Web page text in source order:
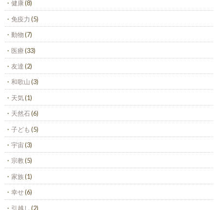
健康(8)
免疫力 (5)
動物(7)
医療(33)
友達(2)
和歌山(3)
天気(1)
天然石(6)
子ども (5)
宇宙(3)
宗教(5)
家族(1)
幸せ(6)
引越し (2)